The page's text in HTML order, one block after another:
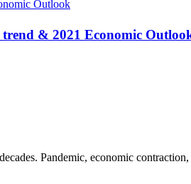
& 2021 Economic
Pandemic, economic